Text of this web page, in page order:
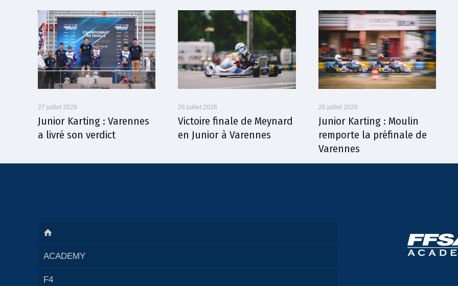
27 juillet 2026
Junior Karting : Varennes
a livré son verdict
26 juillet 2026
Victoire finale de Meynard
en Junior à Varennes
26 juillet 2026
Junior Karting : Moulin
remporte la préfinale de
Varennes
ACADEMY
F4